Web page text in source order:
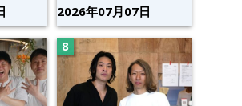
2026年07月07日